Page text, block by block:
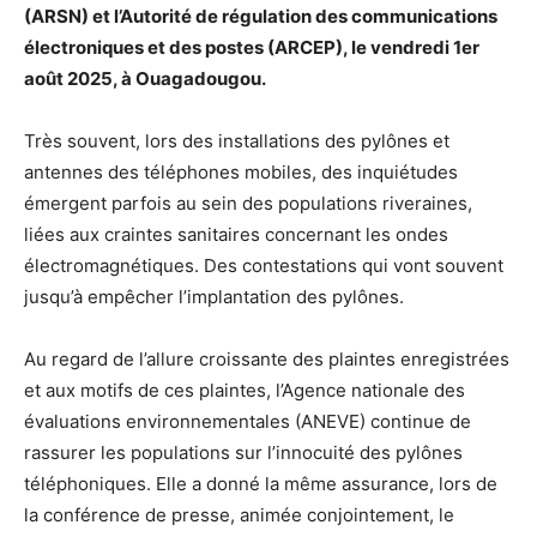
(ARSN) et l’Autorité de régulation des communications
électroniques et des postes (ARCEP), le vendredi 1er
août 2025, à Ouagadougou.
Très souvent, lors des installations des pylônes et
antennes des téléphones mobiles, des inquiétudes
émergent parfois au sein des populations riveraines,
liées aux craintes sanitaires concernant les ondes
électromagnétiques. Des contestations qui vont souvent
jusqu’à empêcher l’implantation des pylônes.
Au regard de l’allure croissante des plaintes enregistrées
et aux motifs de ces plaintes, l’Agence nationale des
évaluations environnementales (ANEVE) continue de
rassurer les populations sur l’innocuité des pylônes
téléphoniques. Elle a donné la même assurance, lors de
la conférence de presse, animée conjointement, le